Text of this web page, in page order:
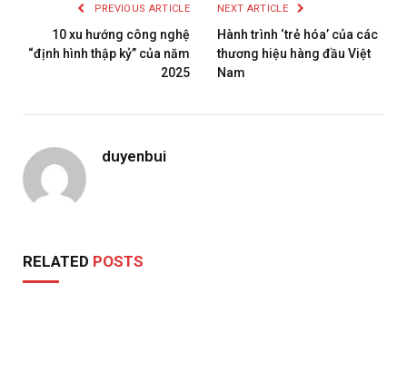
PREVIOUS ARTICLE
10 xu hướng công nghệ
“định hình thập kỷ” của năm
2025
NEXT ARTICLE
Hành trình ‘trẻ hóa’ của các
thương hiệu hàng đầu Việt
Nam
duyenbui
RELATED POSTS